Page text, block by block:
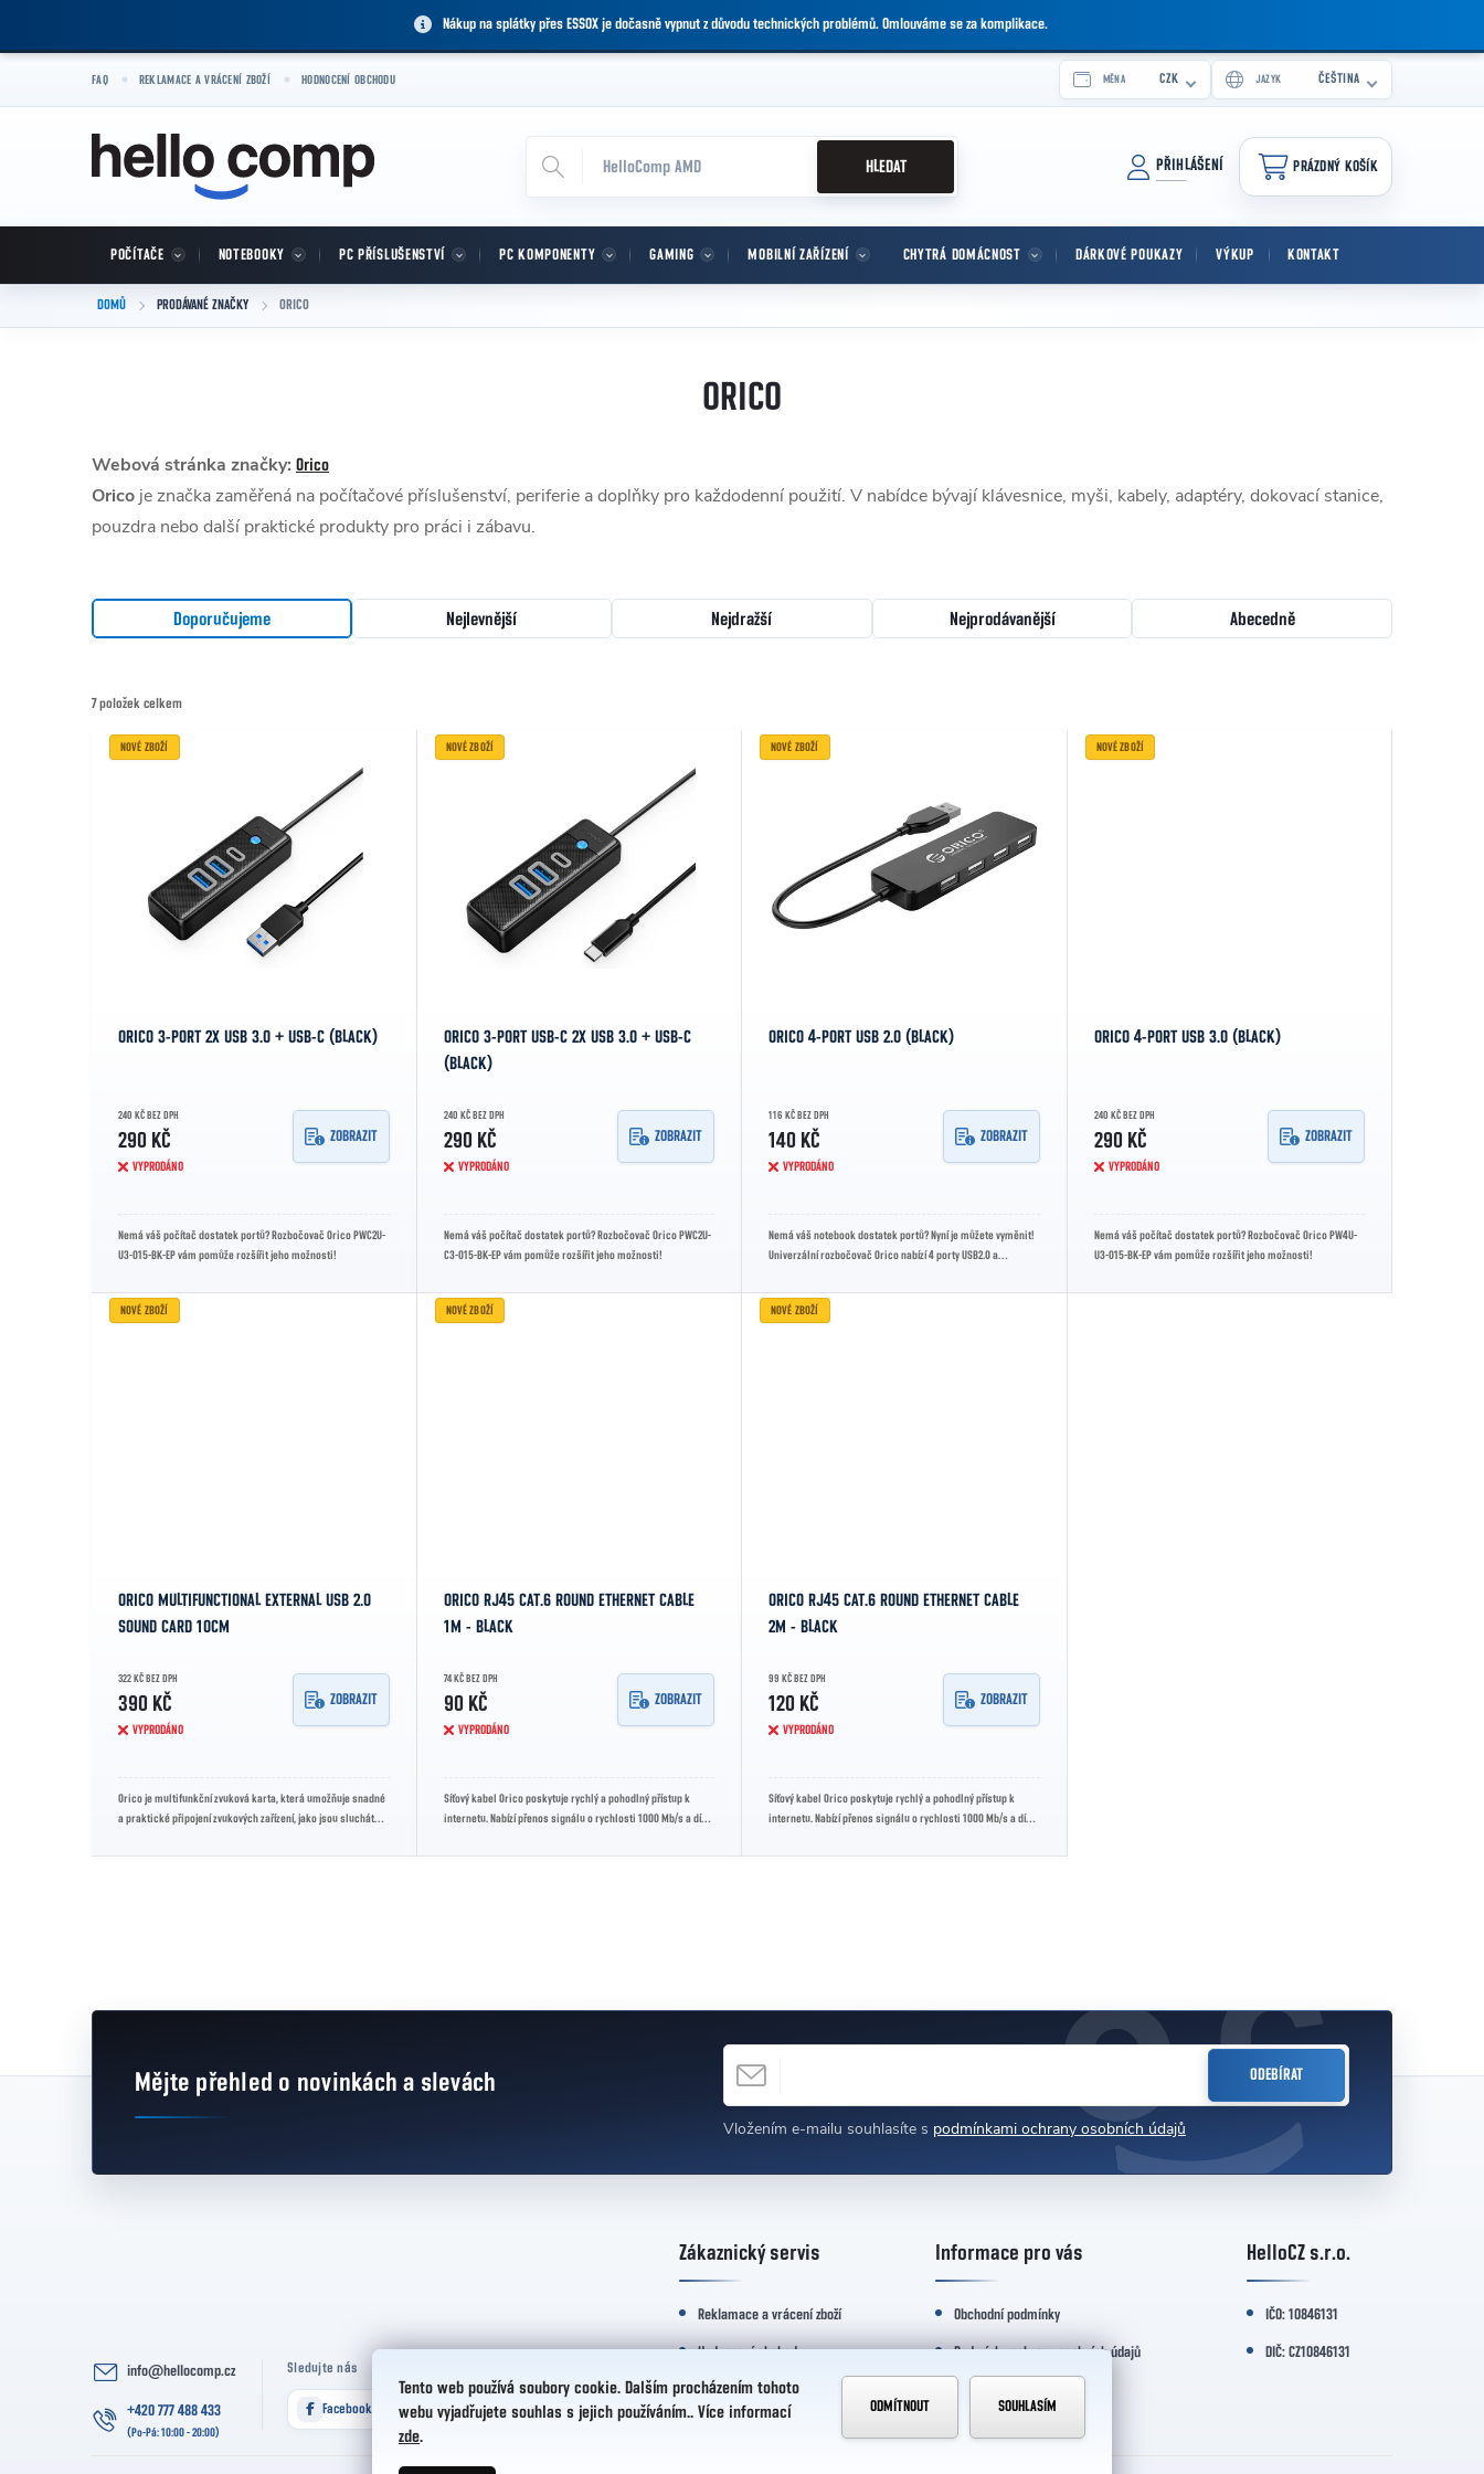
Tento web používá soubory cookie. Dalším procházením tohoto
webu vyjadřujete souhlas s jejich používáním.. Více informací
zde.
ODMÍTNOUT SOUHLASÍM
Nákup na splátky přes ESSOX je dočasně vypnut z důvodu technických problémů. Omlouváme se za komplikace.
FAQ REKLAMACE A VRÁCENÍ ZBOŽÍ HODNOCENÍ OBCHODU MĚNA CZK JAZYK ČEŠTINA
HLEDAT PŘIHLÁŠENÍ
NÁKUPNÍ KOŠÍK
PRÁZDNÝ KOŠÍK
POČÍTAČE NOTEBOOKY PC PŘÍSLUŠENSTVÍ PC KOMPONENTY GAMING MOBILNÍ ZAŘÍZENÍ CHYTRÁ DOMÁCNOST DÁRKOVÉ POUKAZY VÝKUP KONTAKT
DOMŮ PRODÁVANÉ ZNAČKY ORICO
ORICO
Webová stránka značky: Orico
Orico je značka zaměřená na počítačové příslušenství, periferie a doplňky pro každodenní použití. V nabídce bývají klávesnice, myši, kabely, adaptéry, dokovací stanice,
pouzdra nebo další praktické produkty pro práci i zábavu.
Řazení produktů
Doporučujeme Nejlevnější Nejdražší Nejprodávanější Abecedně
7položek celkem
Výpis produktů
NOVÉ ZBOŽÍ
ORICO 3-PORT 2X USB 3.0 + USB-C (BLACK)
240 KČ BEZ DPH
290 KČ
VYPRODÁNO
ZOBRAZIT
Nemá váš počítač dostatek portů? Rozbočovač Orico PWC2U-
U3-015-BK-EP vám pomůže rozšířit jeho možnosti!
NOVÉ ZBOŽÍ
ORICO 3-PORT USB-C 2X USB 3.0 + USB-C
(BLACK)
240 KČ BEZ DPH
290 KČ
VYPRODÁNO
ZOBRAZIT
Nemá váš počítač dostatek portů? Rozbočovač Orico PWC2U-
C3-015-BK-EP vám pomůže rozšířit jeho možnosti!
NOVÉ ZBOŽÍ
ORICO 4-PORT USB 2.0 (BLACK)
116 KČ BEZ DPH
140 KČ
VYPRODÁNO
ZOBRAZIT
Nemá váš notebook dostatek portů? Nyní je můžete vyměnit!
Univerzální rozbočovač Orico nabízí 4 porty USB2.0 a
NOVÉ ZBOŽÍ
ORICO 4-PORT USB 3.0 (BLACK)
240 KČ BEZ DPH
290 KČ
VYPRODÁNO
ZOBRAZIT
Nemá váš počítač dostatek portů? Rozbočovač Orico PW4U-
U3-015-BK-EP vám pomůže rozšířit jeho možnosti!
NOVÉ ZBOŽÍ
ORICO MULTIFUNCTIONAL EXTERNAL USB 2.0
SOUND CARD 10CM
322 KČ BEZ DPH
390 KČ
VYPRODÁNO
ZOBRAZIT
Orico je multifunkční zvuková karta, která umožňuje snadné
a praktické připojení zvukových zařízení, jako jsou sluchátka,
NOVÉ ZBOŽÍ
ORICO RJ45 CAT.6 ROUND ETHERNET CABLE
1M - BLACK
74 KČ BEZ DPH
90 KČ
VYPRODÁNO
ZOBRAZIT
Síťový kabel Orico poskytuje rychlý a pohodlný přístup k
internetu. Nabízí přenos signálu o rychlosti 1000 Mb/s a díky
NOVÉ ZBOŽÍ
ORICO RJ45 CAT.6 ROUND ETHERNET CABLE
2M - BLACK
99 KČ BEZ DPH
120 KČ
VYPRODÁNO
ZOBRAZIT
Síťový kabel Orico poskytuje rychlý a pohodlný přístup k
internetu. Nabízí přenos signálu o rychlosti 1000 Mb/s a díky
Mějte přehled o novinkácha slevách E-MAIL
Vložením e-mailu souhlasíte s podmínkami ochrany osobních údajů
ODEBÍRAT
info@hellocomp.cz
+420 777 488 433
Sledujte nás
Facebook Instagram Discord
Zákaznický servis
Reklamace a vrácení zboží
Hodnocení obchodu
Servis
Informace pro vás
Obchodní podmínky
Podmínky ochrany osobních údajů
HelloCZ s.r.o.
IČO: 10846131
DIČ: CZ10846131